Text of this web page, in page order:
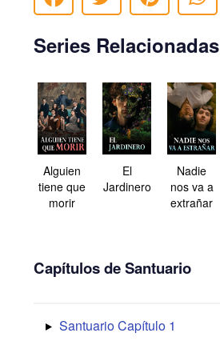
Series Relacionadas
Alguien
tiene que
morir
El
Jardinero
Nadie
nos va a
extrañar
Capítulos de Santuario
Santuario Capítulo 1